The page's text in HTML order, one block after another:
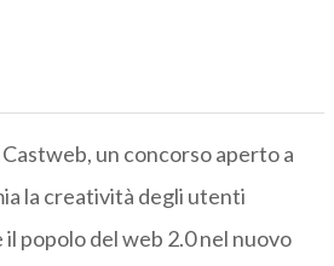
un concorso aperto a
la creatività degli utenti
popolo del web 2.0 nel nuovo